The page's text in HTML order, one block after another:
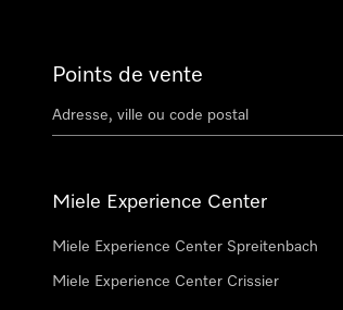
Points de vente
Miele Experience Center
Miele Experience Center Spreitenbach
Miele Experience Center Crissier